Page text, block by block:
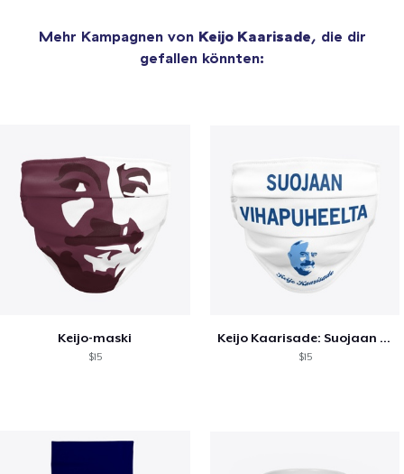
Mehr Kampagnen von Keijo Kaarisade, die dir
gefallen könnten:
Keijo-maski
$15
Keijo Kaarisade: Suojaan vihapuheelta
$15